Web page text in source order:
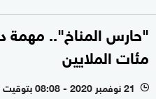
"حارس المناخ".. مهمة
مئات الملايين
l 21 نوفمبر 2020 - 08:08 بتوقيت أبوظبي